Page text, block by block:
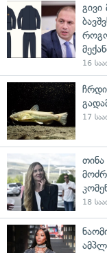
გივი
16
17
18